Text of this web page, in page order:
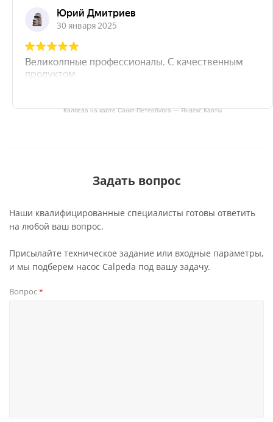
Калпеда на карте Санкт‑Петербурга — Яндекс Карты
Задать вопрос
Наши квалифицированные специалисты готовы ответить
на любой ваш вопрос.
Присылайте техническое задание или входные параметры,
и мы подберем насос Calpeda под вашу задачу.
Вопрос*